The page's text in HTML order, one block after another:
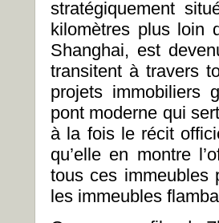
stratégiquement
kilomètres plus loin
Shanghai, est
transitent à travers
projets immobiliers
pont moderne qui
à la fois le récit
qu’elle en montre
tous ces immeubles
les immeubles